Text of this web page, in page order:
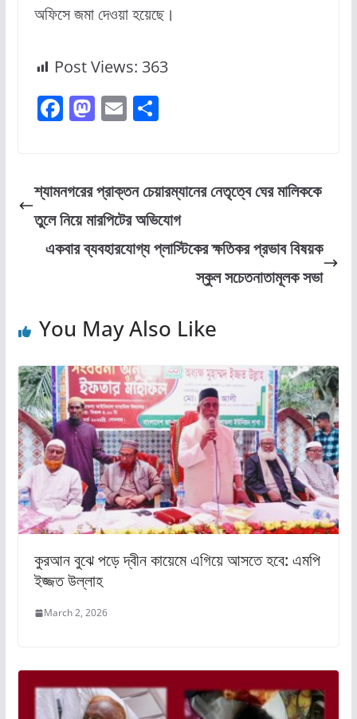
অফিসে জমা দেওয়া হয়েছে।
Post Views: 363
F
e
b
o
o
M
o
d
o
n
E
l
S
e
শ্যামনগরের প্রাক্তন চেয়ারম্যানের নেতৃত্বে ঘের মালিককে
তুলে নিয়ে মারপিটের অভিযোগ
একবার ব্যবহারযোগ্য প্লাস্টিকের ক্ষতিকর প্রভাব বিষয়ক
স্কুল সচেতনাতামূলক সভা
You May Also Like
কুরআন বুঝে পড়ে দ্বীন কায়েমে এগিয়ে আসতে হবে: এমপি
ইজ্জত উল্লাহ
March 2, 2026